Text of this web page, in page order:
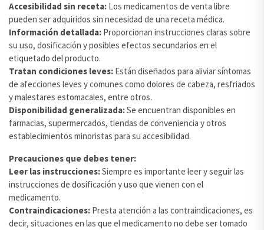
Accesibilidad sin receta: Los medicamentos de venta libre
pueden ser adquiridos sin necesidad de una receta médica.
Información detallada: Proporcionan instrucciones claras sobre
su uso, dosificación y posibles efectos secundarios en el
etiquetado del producto.
Tratan condiciones leves: Están diseñados para aliviar síntomas
de afecciones leves y comunes como dolores de cabeza, resfriados
y malestares estomacales, entre otros.
Disponibilidad generalizada:Se encuentran disponibles en
farmacias, supermercados, tiendas de conveniencia y otros
establecimientos minoristas para su accesibilidad.
Precauciones que debes tener:
Leer las instrucciones:Siempre es importante leer y seguir las
instrucciones de dosificación y uso que vienen con el
medicamento.
Contraindicaciones: Presta atención a las contraindicaciones, es
decir, situaciones en las que el medicamento no debe ser tomado